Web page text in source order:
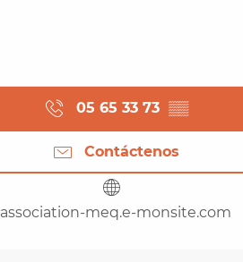
05 65 33 73 ▒▒
Contáctenos
association-meq.e-monsite.com